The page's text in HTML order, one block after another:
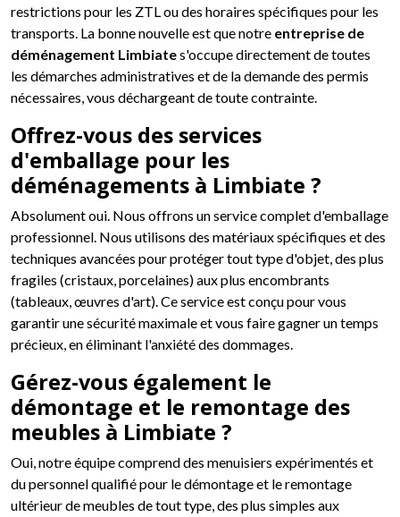
restrictions pour les ZTL ou des horaires spécifiques pour les
transports. La bonne nouvelle est que notre entreprise de
déménagement Limbiates'occupe directement de toutes
les démarches administratives et de la demande des permis
nécessaires, vous déchargeant de toute contrainte.
Offrez-vous des services
d'emballage pour les
déménagements à Limbiate ?
Absolument oui. Nous offrons un service complet d'emballage
professionnel. Nous utilisons des matériaux spécifiques et des
techniques avancées pour protéger tout type d'objet, des plus
fragiles (cristaux, porcelaines) aux plus encombrants
(tableaux, œuvres d'art). Ce service est conçu pour vous
garantir une sécurité maximale et vous faire gagner un temps
précieux, en éliminant l'anxiété des dommages.
Gérez-vous également le
démontage et le remontage des
meubles à Limbiate ?
Oui, notre équipe comprend des menuisiers expérimentés et
du personnel qualifié pour le démontage et le remontage
ultérieur de meubles de tout type, des plus simples aux